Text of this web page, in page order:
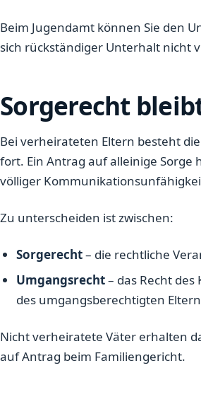
Beim Jugendamt können Sie den
sich rückständiger Unterhalt nicht
Sorgerecht
Bei verheirateten Eltern besteht
fort. Ein Antrag auf alleinige Sorge
völliger
Zu unterscheiden ist zwischen:
Sorgerecht– die rechtliche
Umgangsrecht– das Recht des
des umgangsberechtigten
Nicht verheiratete Väter erhalten
auf Antrag beim Familiengericht.